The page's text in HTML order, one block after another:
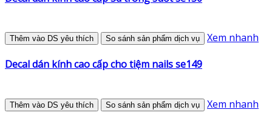
Thêm vào DS yêu thích So sánh sản phẩm dịch vụ Xem nhanh
Decal dán kính cao cấp cho tiệm nails se149
Thêm vào DS yêu thích So sánh sản phẩm dịch vụ Xem nhanh